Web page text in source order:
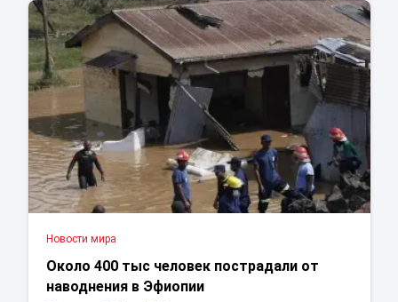
Новости мира
Около 400 тыс человек пострадали от
наводнения в Эфиопии